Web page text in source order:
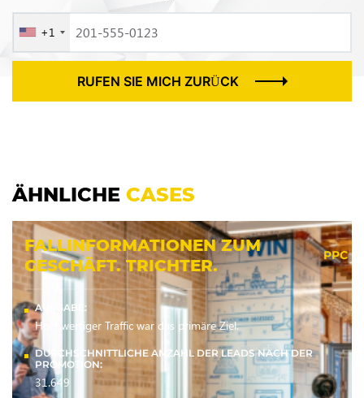
+1
RUFEN SIE MICH ZURÜCK
ÄHNLICHE CASES
FALLINFORMATIONEN ZUM
GESCHÄFT. TRICHTER.
PPC
AUFGABE:
Hochwertiger Traffic war das primäre Ziel.
DURCHSCHNITTLICHE ANZAHL DER LEADS NACH DER
PROMOTION:
31.649